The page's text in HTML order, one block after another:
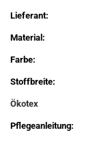
Lieferant:
Material:
Farbe:
Stoffbreite:
Ökotex
Pflegeanleitung: